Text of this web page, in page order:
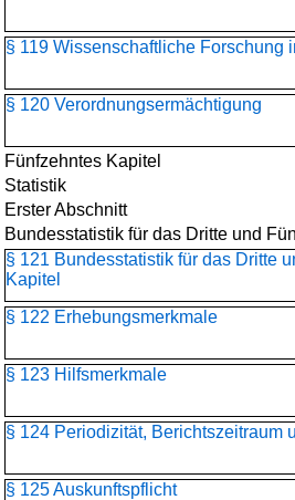
§ 119 Wissenschaftliche Forschung
§ 120 Verordnungsermächtigung
Fünfzehntes Kapitel
Statistik
Erster Abschnitt
Bundesstatistik für das Dritte und
§ 121 Bundesstatistik für das Dritte
Kapitel
§ 122 Erhebungsmerkmale
§ 123 Hilfsmerkmale
§ 124 Periodizität, Berichtszeitraum
§ 125 Auskunftspflicht